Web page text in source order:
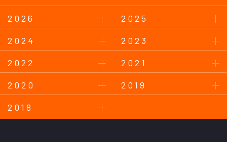
2026
2025
2024
2023
2022
2021
2020
2019
2018